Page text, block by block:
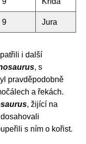
9 Jura
i další
, s
pravděpodobně
a řekách.
, žijící na
s ním o kořist.